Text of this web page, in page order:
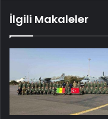
İlgili Makaleler